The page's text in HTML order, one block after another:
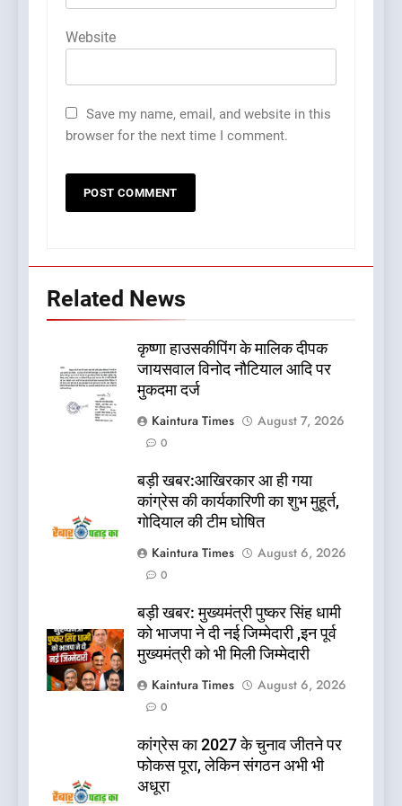
Website
Save my name, email, and website in this
browser for the next time I comment.
Related News
कृष्णा हाउसकीपिंग के मालिक दीपक
जायसवाल विनोद नौटियाल आदि पर
मुकदमा दर्ज
Kaintura Times
August 7, 2026
0
बड़ी खबर:आखिरकार आ ही गया
कांग्रेस की कार्यकारिणी का शुभ मुहूर्त,
गोदियाल की टीम घोषित
Kaintura Times
August 6, 2026
0
बड़ी खबर: मुख्यमंत्री पुष्कर सिंह धामी
को भाजपा ने दी नई जिम्मेदारी ,इन पूर्व
मुख्यमंत्री को भी मिली जिम्मेदारी
Kaintura Times
August 6, 2026
0
कांग्रेस का 2027 के चुनाव जीतने पर
फोकस पूरा, लेकिन संगठन अभी भी
अधूरा